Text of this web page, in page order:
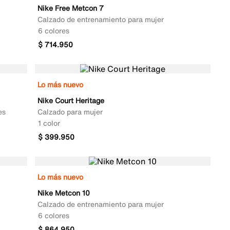
Nike Free Metcon 7
Calzado de entrenamiento para mujer
6 colores
$ 714.950
Lo más nuevo
Nike Court Heritage
Calzado para mujer
1 color
$ 399.950
Lo más nuevo
Nike Metcon 10
Calzado de entrenamiento para mujer
6 colores